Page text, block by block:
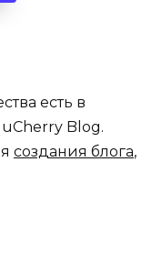
есть в
Blog.
создания блога,